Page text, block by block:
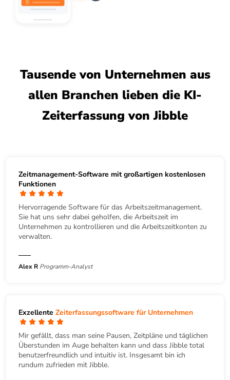
Tausende von Unternehmen aus
allen Branchen lieben die KI-
Zeiterfassung von Jibble
Zeitmanagement-Software mit großartigen kostenlosen
Funktionen
Hervorragende Software für das Arbeitszeitmanagement.
Sie hat uns sehr dabei geholfen, die Arbeitszeit im
Unternehmen zu kontrollieren und die Arbeitszeitkonten zu
verwalten.
Alex R Programm-Analyst
Exzellente Zeiterfassungssoftware für Unternehmen
Mir gefällt, dass man seine Pausen, Zeitpläne und täglichen
Überstunden im Auge behalten kann und dass Jibble total
benutzerfreundlich und intuitiv ist. Insgesamt bin ich
rundum zufrieden mit Jibble.